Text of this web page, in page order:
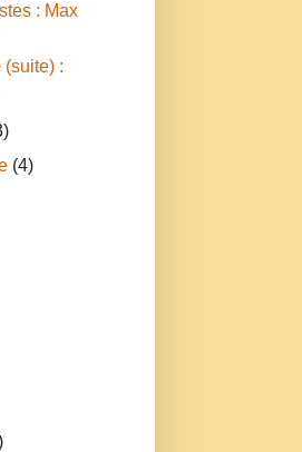
: Max
(suite) :
(4)